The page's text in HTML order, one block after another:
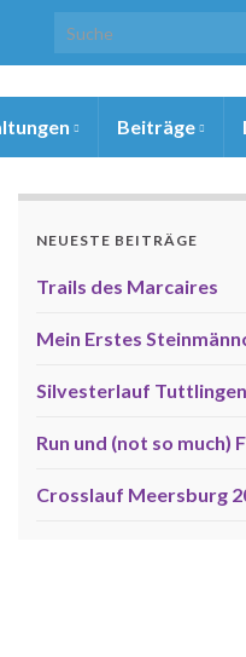
Beiträge
NEUESTE BEITRÄGE
Trails des Marcaires
Mein Erstes
Silvesterlauf
Run und (not so much)
Crosslauf Meersburg